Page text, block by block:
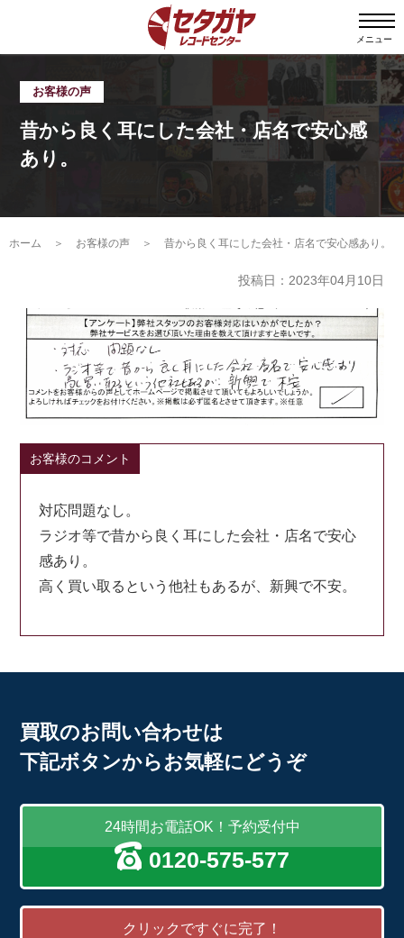
メニュー
お客様の声
昔から良く耳にした会社・店名で安心感
あり。
ホーム ＞ お客様の声 ＞ 昔から良く耳にした会社・店名で安心感あり。
投稿日：2023年04月10日
お客様のコメント
対応問題なし。
ラジオ等で昔から良く耳にした会社・店名で安心
感あり。
高く買い取るという他社もあるが、新興で不安。
買取のお問い合わせは
下記ボタンからお気軽にどうぞ
24時間お電話OK！予約受付中
0120-575-577
クリックですぐに完了！